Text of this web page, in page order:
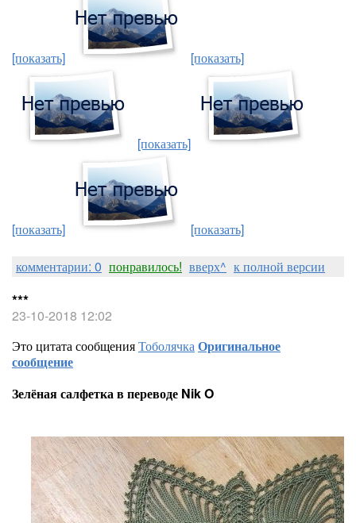
[показать] [показать]
[показать]
[показать] [показать]
комментарии: 0 понравилось! вверх^ к полной версии
***
23-10-2018 12:02
Это цитата сообщенияТоболячкаОригинальное
сообщение
Зелёная салфетка в переводе Nik O